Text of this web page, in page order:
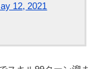
12, 2021